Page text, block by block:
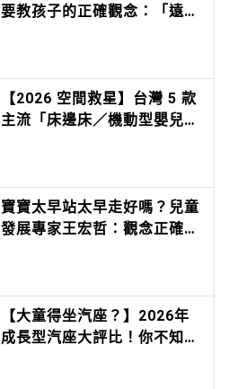
要教孩子的正確觀念：「遠離
【2026 空間救星】台灣 5 款
主流「床邊床／機動型嬰兒
方
寶寶太早站太早走好嗎？兒童
發展專家王宏哲：觀念正確才
【大童得坐汽座？】2026年
成長型汽座大評比！你不知道